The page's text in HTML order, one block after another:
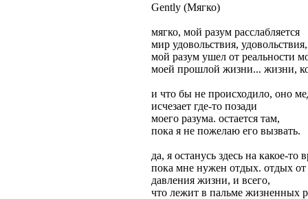
Gently (Мягко)
мягко, мой разум расслабляется
мир удовольствия,
мой разум ушел от реальности
моей прошлой жизни... жизни,
и что бы не происходило, оно
исчезает где-то позади
моего разума. остается там,
пока я не пожелаю его вызвать.
да, я останусь здесь на какое-то
пока мне нужен отдых. отдых от
давления жизни, и всего,
что лежит в пальме жизненных